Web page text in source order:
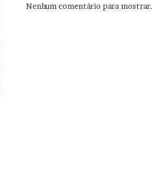
Nenhum comentário para mostrar.